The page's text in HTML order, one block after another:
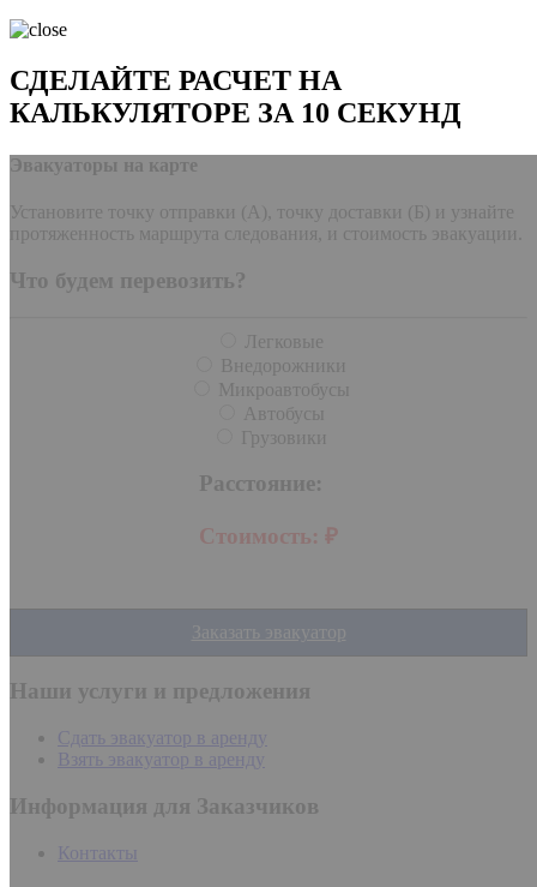
СДЕЛАЙТЕ РАСЧЕТ НА
КАЛЬКУЛЯТОРЕ ЗА 10 СЕКУНД
Эвакуаторы на карте
Установите точку отправки (А), точку доставки (Б) и узнайте
протяженность маршрута следования, и стоимость эвакуации.
Что будем перевозить?
Легковые
Внедорожники
Микроавтобусы
Автобусы
Грузовики
Расстояние:
Стоимость: ₽
Заказать эвакуатор
Наши услуги и предложения
Сдать эвакуатор в аренду
Взять эвакуатор в аренду
Информация для Заказчиков
Контакты